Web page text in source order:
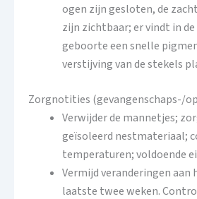
ogen zijn gesloten, de
zijn zichtbaar; er vindt in de
geboorte een snelle
verstijving van de stekels
Zorgnotities (gevangenschaps-/
Verwijder de mannetjes;
geïsoleerd nestmateriaal;
temperaturen; voldoende
Vermijd veranderingen aan
laatste twee weken.